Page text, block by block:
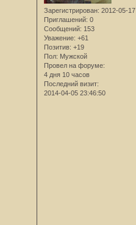
Зарегистрирован: 2012-05-17
Приглашений: 0
Сообщений: 153
Уважение: +61
Позитив: +19
Пол: Мужской
Провел на форуме:
4 дня 10 часов
Последний визит:
2014-04-05 23:46:50